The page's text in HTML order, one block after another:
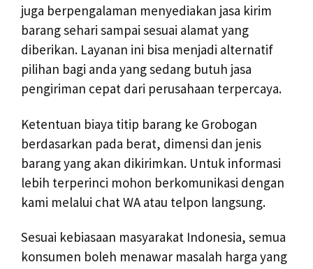
juga berpengalaman menyediakan jasa kirim
barang sehari sampai sesuai alamat yang
diberikan. Layanan ini bisa menjadi alternatif
pilihan bagi anda yang sedang butuh jasa
pengiriman cepat dari perusahaan terpercaya.
Ketentuan biaya titip barang ke Grobogan
berdasarkan pada berat, dimensi dan jenis
barang yang akan dikirimkan. Untuk informasi
lebih terperinci mohon berkomunikasi dengan
kami melalui chat WA atau telpon langsung.
Sesuai kebiasaan masyarakat Indonesia, semua
konsumen boleh menawar masalah harga yang